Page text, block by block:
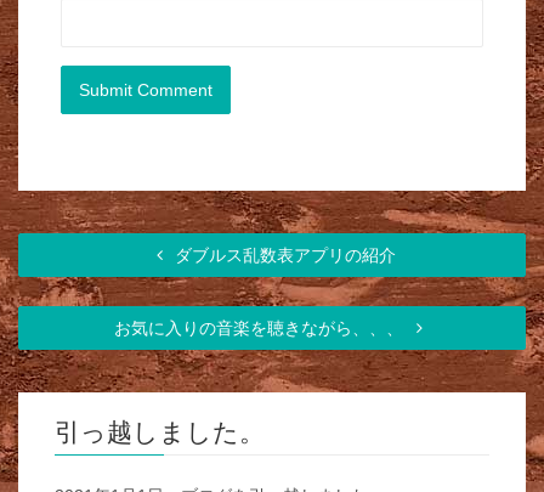
ダブルス乱数表アプリの紹介
お気に入りの音楽を聴きながら、、、
引っ越しました。